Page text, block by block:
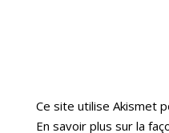
Ce site utilise Akismet
En savoir plus sur la